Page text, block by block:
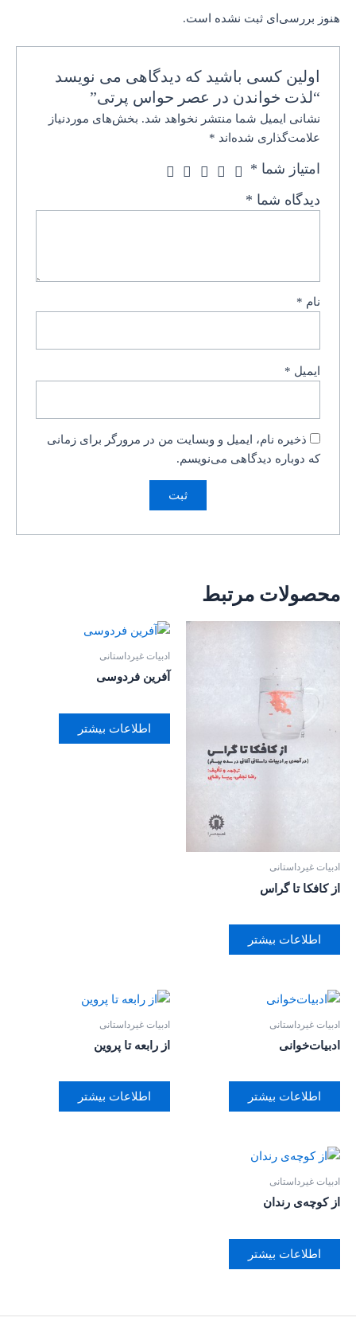
هنوز بررسی‌ای ثبت نشده است.
اولین کسی باشید که دیدگاهی می نویسد
“لذت خواندن در عصر حواس پرتی”
نشانی ایمیل شما منتشر نخواهد شد. بخش‌های موردنیاز
علامت‌گذاری شده‌اند *
امتیاز شما *
دیدگاه شما *
نام *
ایمیل *
ذخیره نام، ایمیل و وبسایت من در مرورگر برای زمانی
که دوباره دیدگاهی می‌نویسم.
محصولات مرتبط
ادبیات غیرداستانی
از کافکا تا گراس
اطلاعات بیشتر
ادبیات غیرداستانی
آفرین فردوسی
اطلاعات بیشتر
ادبیات غیرداستانی
ادبیات‌خوانی
اطلاعات بیشتر
ادبیات غیرداستانی
از رابعه تا پروین
اطلاعات بیشتر
ادبیات غیرداستانی
از کوچه‌ی رندان
اطلاعات بیشتر